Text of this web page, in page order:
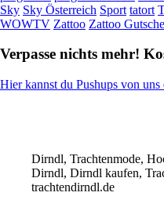
Sky Sky Österreich Sport tatort
WOWTV Zattoo Zattoo
Verpasse nichts mehr!
Hier kannst du Pushups von
Dirndl, Trachtenmode,
Dirndl, Dirndl kaufen,
trachtendirndl.de